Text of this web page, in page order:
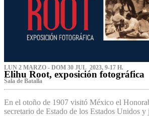
LUN 2 MARZO - DOM 30 JUL 2023, 9-17 H.
Elihu Root, exposición fotográfica
Sala de Batalla
En el otoño de 1907 visitó México el
secretario de Estado de los Estados Unidos